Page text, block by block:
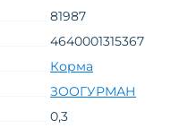
81987
4640001315367
Корма
ЗООГУРМАН
0,3